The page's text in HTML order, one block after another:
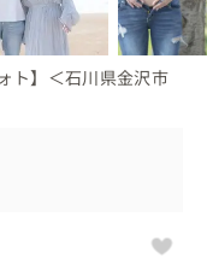
ト】＜石川県金沢市